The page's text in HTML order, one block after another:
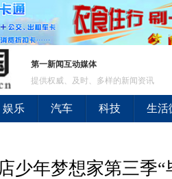
第一新闻互动媒体
提供权威、及时、多样的新闻资讯
娱乐 汽车 科技 生活
少年梦想家第三季“